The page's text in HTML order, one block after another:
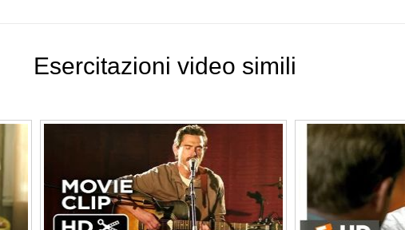
Esercitazioni video simili